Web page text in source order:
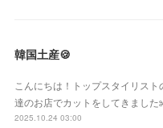
韓国土産🍪
こんにちは！トップスタイリスト
達のお店でカットをしてきまし
2025.10.24 03:00